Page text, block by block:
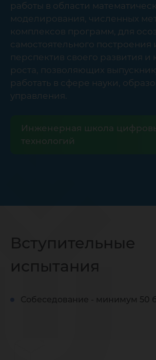
работы в области
моделирования, численных
комплексов программ, для
самостоятельного
перспектив своего развития и
роста, позволяющих
работать в сфере науки,
управления.
Инженерная школа
технологий
Вступительные
испытания
Собеседование - минимум 50